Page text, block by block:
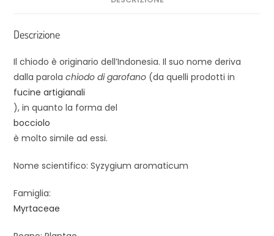
Descrizione
Il chiodo è originario dell’Indonesia. Il suo nome deriva
dalla parolachiodo di garofano (da quelli prodotti in
fucine artigianali
), in quanto la forma del
bocciolo
è molto simile ad essi.
Nome scientifico: Syzygium aromaticum
Famiglia:
Myrtaceae